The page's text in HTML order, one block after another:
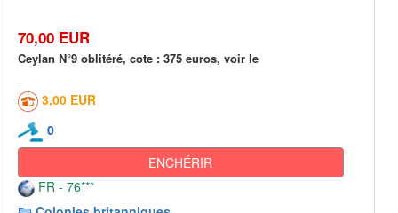
70,00 EUR
Ceylan N°9 oblitéré, cote : 375 euros, voir le
3,00 EUR
0
ENCHÉRIR
FR - 76***